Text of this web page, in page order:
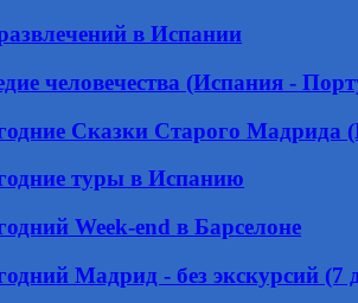
в Испании
человечества (Испания -
Сказки Старого
туры в Испанию
Week-end в Барселоне
Мадрид - без экскурсий (7